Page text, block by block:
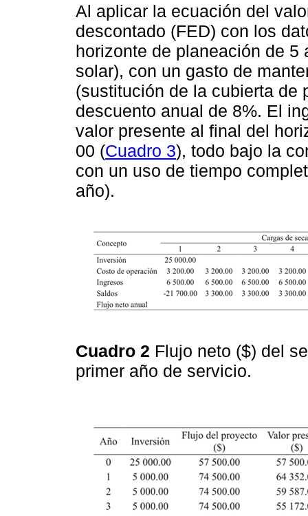
Al aplicar la ecuación del
descontado (FED) con los
horizonte de planeación de
solar), con un gasto de
(sustitución de la cubierta de
descuento anual de 8%. El
valor presente al final del
00 (Cuadro 3), todo bajo la
con un uso de tiempo
año).
Cuadro 2 Flujo neto ($) del
primer año de servicio.